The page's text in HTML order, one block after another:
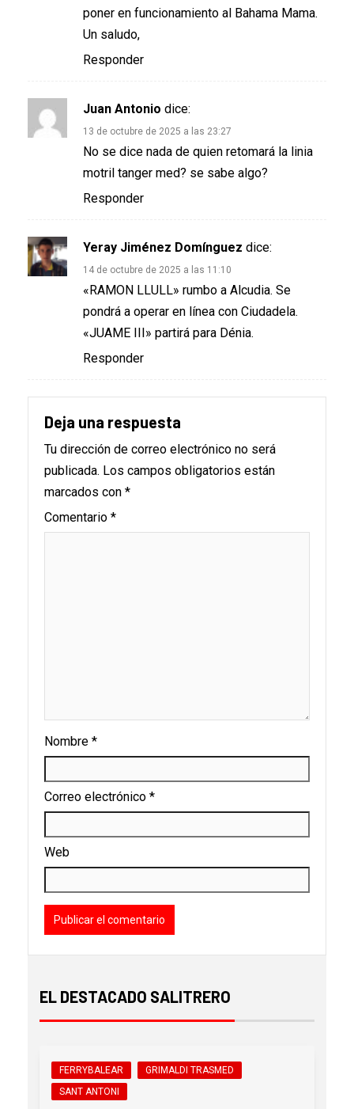
poner en funcionamiento al Bahama Mama.
Un saludo,
Responder
Juan Antonio dice:
13 de octubre de 2025 a las 23:27
No se dice nada de quien retomará la linia
motril tanger med? se sabe algo?
Responder
Yeray Jiménez Domínguez dice:
14 de octubre de 2025 a las 11:10
«RAMON LLULL» rumbo a Alcudia. Se
pondrá a operar en línea con Ciudadela.
«JUAME III» partirá para Dénia.
Responder
Deja una respuesta
Tu dirección de correo electrónico no será
publicada. Los campos obligatorios están
marcados con *
Comentario *
Nombre *
Correo electrónico *
Web
EL DESTACADO SALITRERO
FERRYBALEAR
GRIMALDI TRASMED
SANT ANTONI